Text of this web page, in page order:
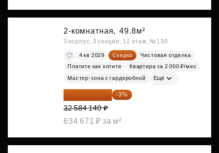
2-комнатная, 49.8м²
3 корпус, 3 секция, 12 этаж, №130
4 кв 2029 Скидка
Чистовая отделка
Платите как хотите
Квартира за 2 000 ₽/мес
Мастер-зона с гардеробной Ещё
31 606 616 ₽ -3%
32 584 140 ₽
634 671 ₽ за м²